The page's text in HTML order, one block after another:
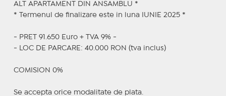
ALT APARTAMENT DIN ANSAMBLU *
* Termenul de finalizare este in luna IUNIE 2025 *
- PRET 91.650 Euro + TVA 9% -
- LOC DE PARCARE: 40.000 RON (tva inclus)
COMISION 0%
Se accepta orice modalitate de plata.